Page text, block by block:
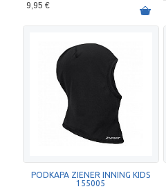
9,95 €
PODKAPA ZIENER INNING KIDS
155005